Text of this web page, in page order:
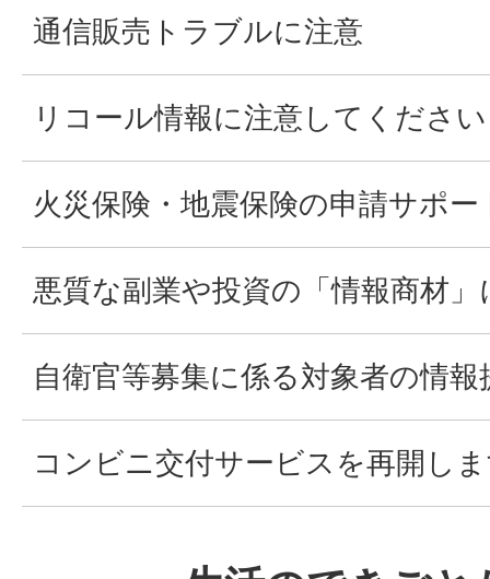
通信販売トラブルに注意
リコール情報に注意してください
火災保険・地震保険の申請サポ
悪質な副業や投資の「情報商材」
自衛官等募集に係る対象者の情
コンビニ交付サービスを再開し